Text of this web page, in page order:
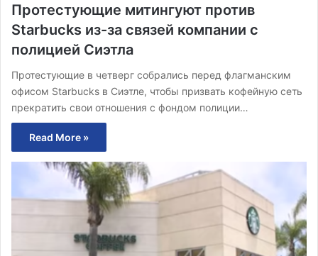
Протестующие митингуют против
Starbucks из-за связей компании с
полицией Сиэтла
Протестующие в четверг собрались перед флагманским
офисом Starbucks в Сиэтле, чтобы призвать кофейную сеть
прекратить свои отношения с фондом полиции…
Read More »